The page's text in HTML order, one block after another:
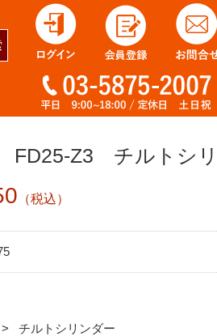
FD25-Z3 チルトシ
（税込）
チルトシリンダー